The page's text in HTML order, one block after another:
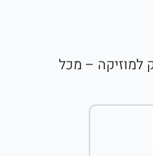
למוזיקה – מכל